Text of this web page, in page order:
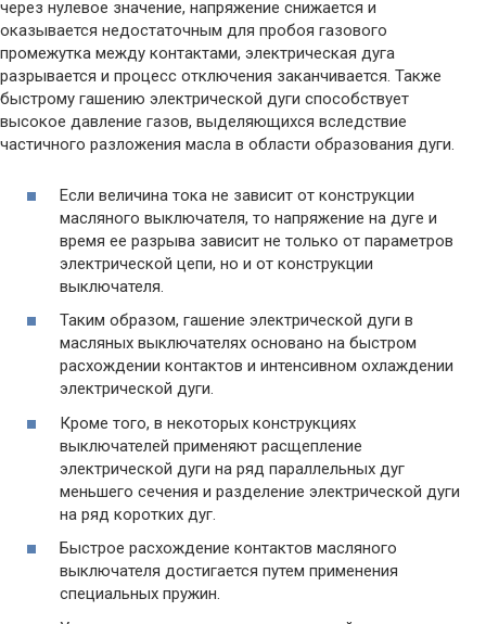
через нулевое значение, напряжение снижается и
оказывается недостаточным для пробоя газового
промежутка между контактами, электрическая дуга
разрывается и процесс отключения заканчивается. Также
быстрому гашению электрической дуги способствует
высокое давление газов, выделяющихся вследствие
частичного разложения масла в области образования дуги.
Если величина тока не зависит от конструкции
масляного выключателя, то напряжение на дуге и
время ее разрыва зависит не только от параметров
электрической цепи, но и от конструкции
выключателя.
Таким образом, гашение электрической дуги в
масляных выключателях основано на быстром
расхождении контактов и интенсивном охлаждении
электрической дуги.
Кроме того, в некоторых конструкциях
выключателей применяют расщепление
электрической дуги на ряд параллельных дуг
меньшего сечения и разделение электрической дуги
на ряд коротких дуг.
Быстрое расхождение контактов масляного
выключателя достигается путем применения
специальных пружин.